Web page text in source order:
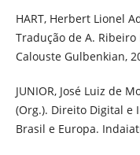
HART, Herbert Lionel
Tradução de A.
Calouste Gulbenkian,
JUNIOR, José Luiz de
(Org.). Direito Digital e
Brasil e Europa.